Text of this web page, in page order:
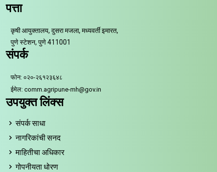
पत्ता
कृषी आयुक्तालय, दुसरा मजला, मध्यवर्ती इमारत,
पुणे स्टेशन, पुणे 411001
संपर्क
फोन: ०२०-२६१२३६४८
ईमेल: comm.agripune-mh@gov.in
उपयुक्त लिंक्स
संपर्क साधा
नागरिकांची सनद
माहितीचा अधिकार
गोपनीयता धोरण